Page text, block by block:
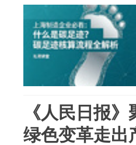
《人民日报
绿色变革走出